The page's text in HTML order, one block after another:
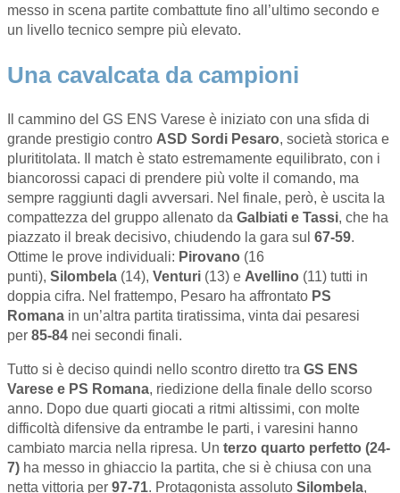
messo in scena partite combattute fino all’ultimo secondo e
un livello tecnico sempre più elevato.
Una cavalcata da campioni
Il cammino del GS ENS Varese è iniziato con una sfida di
grande prestigio contro ASD Sordi Pesaro, società storica e
plurititolata. Il match è stato estremamente equilibrato, con i
biancorossi capaci di prendere più volte il comando, ma
sempre raggiunti dagli avversari. Nel finale, però, è uscita la
compattezza del gruppo allenato da Galbiati e Tassi, che ha
piazzato il break decisivo, chiudendo la gara sul 67-59.
Ottime le prove individuali: Pirovano (16
punti), Silombela (14), Venturi (13) e Avellino (11) tutti in
doppia cifra. Nel frattempo, Pesaro ha affrontato PS
Romana in un’altra partita tiratissima, vinta dai pesaresi
per 85-84 nei secondi finali.
Tutto si è deciso quindi nello scontro diretto tra GS ENS
Varese e PS Romana, riedizione della finale dello scorso
anno. Dopo due quarti giocati a ritmi altissimi, con molte
difficoltà difensive da entrambe le parti, i varesini hanno
cambiato marcia nella ripresa. Un terzo quarto perfetto (24-
7) ha messo in ghiaccio la partita, che si è chiusa con una
netta vittoria per 97-71. Protagonista assoluto Silombela,